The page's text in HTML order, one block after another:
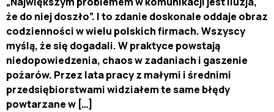
że do niej doszło”. I to zdanie doskonale oddaje obraz
codzienności w wielu polskich firmach. Wszyscy
myślą, że się dogadali. W praktyce powstają
niedopowiedzenia, chaos w zadaniach i gaszenie
pożarów. Przez lata pracy z małymi i średnimi
przedsiębiorstwami widziałem te same błędy
powtarzane w […]